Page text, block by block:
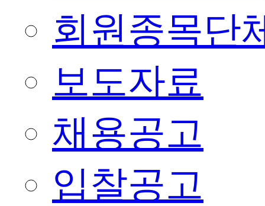
회원종목단
보도자료
채용공고
입찰공고